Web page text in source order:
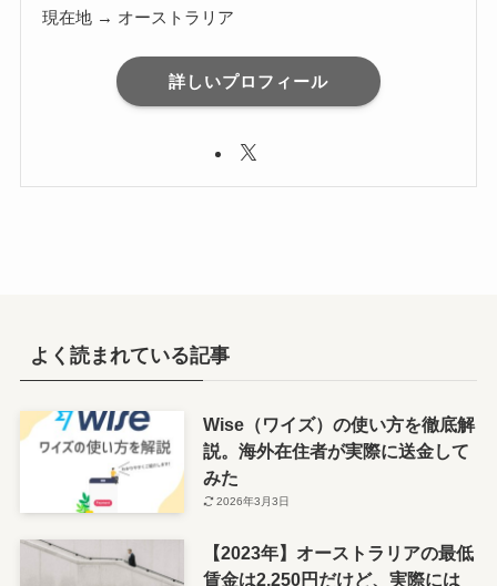
現在地 → オーストラリア
詳しいプロフィール
よく読まれている記事
Wise（ワイズ）の使い方を徹底解
説。海外在住者が実際に送金して
みた
2026年3月3日
【2023年】オーストラリアの最低
賃金は2,250円だけど、実際には